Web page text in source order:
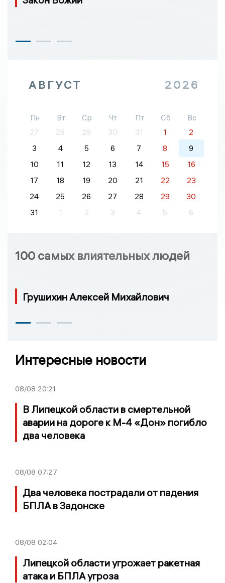
АВГУСТ 2026
Пн Вт Ср Чт Пт Сб
Вс
27
28 29 30 31 1
2
3
4 5 6 7 8
9
10
11 12 13 14 15
16
17
18 19 20 21 22
23
24
25 26 27 28 29
30
31
1 2 3 4 5 6
100 самых влиятельных людей
Грушихин Алексей Михайлович
Интересные новости
08/08 20:21
В Липецкой области в смертельной
аварии на дороге к М-4 «Дон» погибло
два человека
08/08 07:27
Два человека пострадали от падения
БПЛА в Задонске
08/08 02:04
Липецкой области угрожает ракетная
атака и БПЛА угроза